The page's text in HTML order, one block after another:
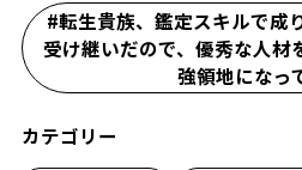
#転生貴族、鑑定スキルで成
受け継いだので、優秀な人材
強領地になっ
カテゴリー